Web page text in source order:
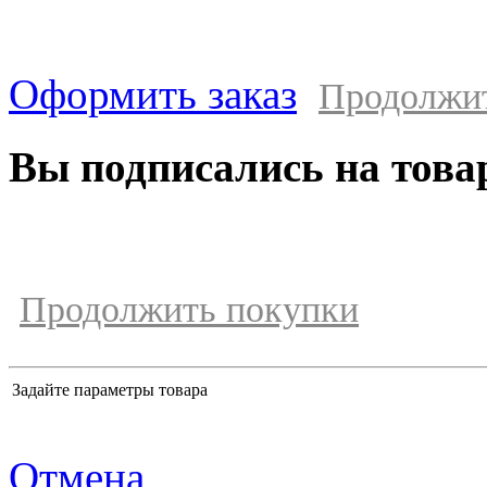
Оформить заказ
Вы подписались на
Продолжить покупки
Задайте параметры товара
Отмена